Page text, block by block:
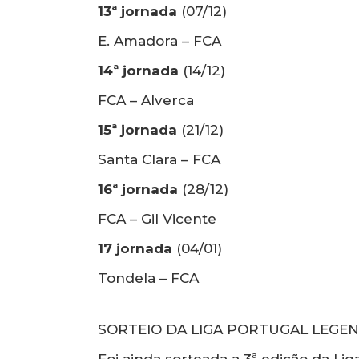
13ª jornada (07/12)
E. Amadora – FCA
14ª jornada (14/12)
FCA – Alverca
15ª jornada (21/12)
Santa Clara – FCA
16ª jornada (28/12)
FCA – Gil Vicente
17 jornada (04/01)
Tondela – FCA
SORTEIO DA LIGA PORTUGAL